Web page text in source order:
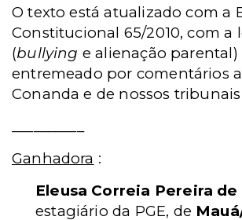
O texto está atualizado com a
Constitucional 65/2010, com a
(bullying e alienação parental)
entremeado por comentários
Conanda e de nossos
Ganhadora :
Eleusa Correia Pereira de
estagiário da PGE, de